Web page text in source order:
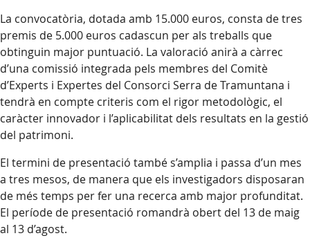
La convocatòria, dotada amb 15.000 euros, consta de tres
premis de 5.000 euros cadascun per als treballs que
obtinguin major puntuació. La valoració anirà a càrrec
d’una comissió integrada pels membres del Comitè
d’Experts i Expertes del Consorci Serra de Tramuntana i
tendrà en compte criteris com el rigor metodològic, el
caràcter innovador i l’aplicabilitat dels resultats en la gestió
del patrimoni.
El termini de presentació també s’amplia i passa d’un mes
a tres mesos, de manera que els investigadors disposaran
de més temps per fer una recerca amb major profunditat.
El període de presentació romandrà obert del 13 de maig
al 13 d’agost.